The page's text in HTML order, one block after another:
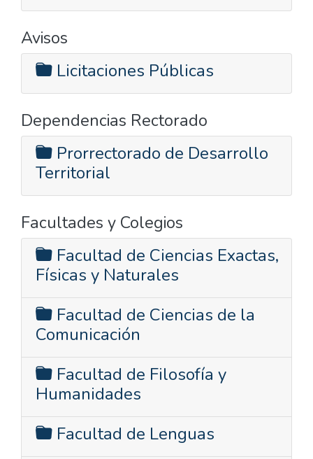
Avisos
Licitaciones Públicas
Dependencias Rectorado
Prorrectorado de Desarrollo
Territorial
Facultades y Colegios
Facultad de Ciencias Exactas,
Físicas y Naturales
Facultad de Ciencias de la
Comunicación
Facultad de Filosofía y
Humanidades
Facultad de Lenguas